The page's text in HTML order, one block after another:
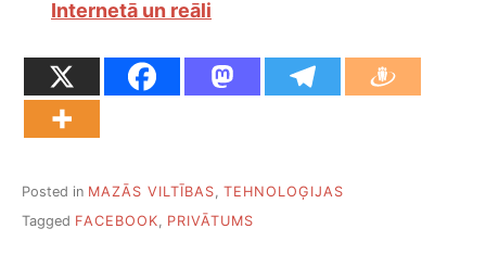
Internetā un reāli
Posted in MAZĀS VILTĪBAS, TEHNOLOĢIJAS
Tagged FACEBOOK PRIVĀTUMS